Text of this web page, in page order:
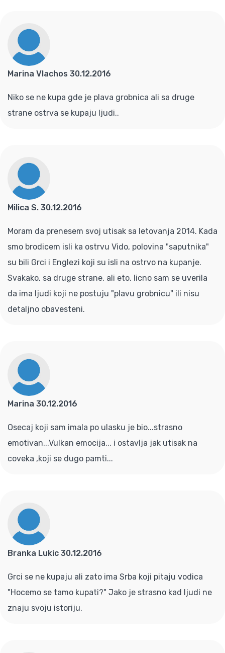
Marina Vlachos 30.12.2016
Niko se ne kupa gde je plava grobnica ali sa druge
strane ostrva se kupaju ljudi..
Milica S. 30.12.2016
Moram da prenesem svoj utisak sa letovanja 2014. Kada
smo brodicem isli ka ostrvu Vido, polovina "saputnika"
su bili Grci i Englezi koji su isli na ostrvo na kupanje.
Svakako, sa druge strane, ali eto, licno sam se uverila
da ima ljudi koji ne postuju "plavu grobnicu" ili nisu
detaljno obavesteni.
Marina 30.12.2016
Osecaj koji sam imala po ulasku je bio...strasno
emotivan...Vulkan emocija... i ostavlja jak utisak na
coveka ,koji se dugo pamti...
Branka Lukic 30.12.2016
Grci se ne kupaju ali zato ima Srba koji pitaju vodica
"Hocemo se tamo kupati?" Jako je strasno kad ljudi ne
znaju svoju istoriju.